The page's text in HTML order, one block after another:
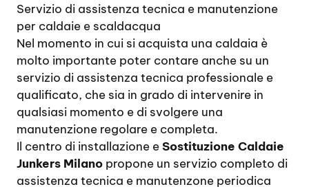
Servizio di assistenza tecnica e manutenzione
per caldaie e scaldacqua
Nel momento in cui si acquista una caldaia è
molto importante poter contare anche su un
servizio di assistenza tecnica professionale e
qualificato, che sia in grado di intervenire in
qualsiasi momento e di svolgere una
manutenzione regolare e completa.
Il centro di installazione eSostituzione Caldaie
Junkers Milano propone un servizio completo di
assistenza tecnica e manutenzone periodica